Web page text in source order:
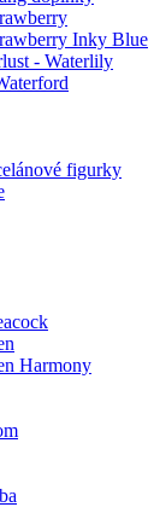
Inky Blue
- Waterlily
figurky
Harmony